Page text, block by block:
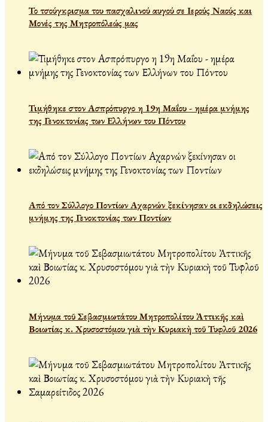
Το τσούγκρισμα του πασχαλινού αυγού σε Ιερούς Ναούς και
Μονές της Μητροπόλεώς μας
Τιμήθηκε στον Ασπρόπυργο η 19η Μαΐου - ημέρα μνήμης
της Γενοκτονίας των Ελλήνων του Πόντου
Από τον Σύλλογο Ποντίων Αχαρνών ξεκίνησαν οι εκδηλώσεις
μνήμης της Γενοκτονίας των Ποντίων
Μήνυμα τοῦ Σεβασμιωτάτου Μητροπολίτου Ἀττικῆς καὶ
Βοιωτίας κ. Χρυσοστόμου γιὰ τὴν Κυριακὴ τοῦ Τυφλοῦ 2026